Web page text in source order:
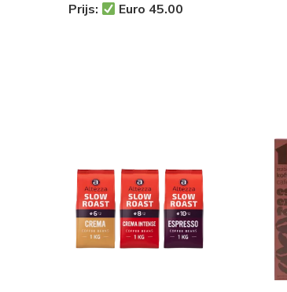
Prijs:
Euro 45.00